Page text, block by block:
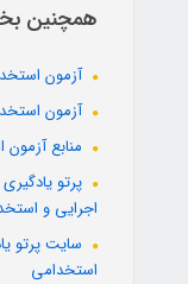
همچنین
آزمون
آزمون
منابع
پرتو
اجرایی و
سایت پرتو
استخدامی